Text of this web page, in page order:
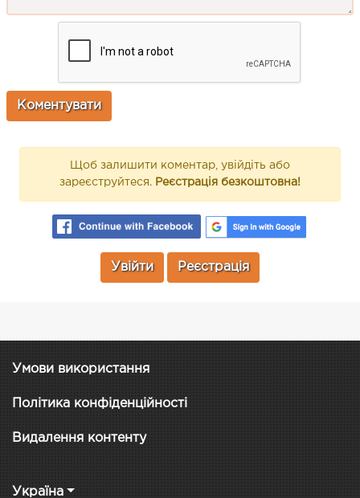
Щоб залишити коментар, увійдіть або
зареєструйтеся. Реєстрація безкоштовна!
Увійти Реєстрація
Умови використання
Політика конфіденційності
Видалення контенту
Україна